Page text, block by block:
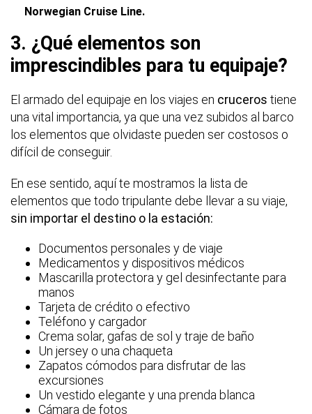
Norwegian Cruise Line.
3. ¿Qué elementos son
imprescindibles para tu equipaje?
El armado del equipaje en los viajes en cruceros tiene
una vital importancia, ya que una vez subidos al barco
los elementos que olvidaste pueden ser costosos o
difícil de conseguir.
En ese sentido, aquí te mostramos la lista de
elementos que todo tripulante debe llevar a su viaje,
sin importar el destino o la estación:
Documentos personales y de viaje
Medicamentos y dispositivos médicos
Mascarilla protectora y gel desinfectante para
manos
Tarjeta de crédito o efectivo
Teléfono y cargador
Crema solar, gafas de sol y traje de baño
Un jersey o una chaqueta
Zapatos cómodos para disfrutar de las
excursiones
Un vestido elegante y una prenda blanca
Cámara de fotos